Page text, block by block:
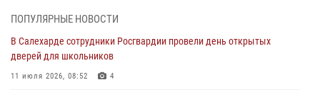
03 августа 2026, 07:21 2
Генерал-полковник Юрий Аверин выступил на Всероссийском
молодёжном образовательном форуме «Территория смыслов»
03 августа 2026, 06:54
ПОПУЛЯРНЫЕ НОВОСТИ
В Салехарде сотрудники Росгвардии провели день открытых
дверей для школьников
11 июля 2026, 08:52 4